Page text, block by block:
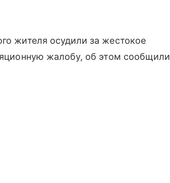
жителя осудили за жестокое
жалобу, об этом сообщили